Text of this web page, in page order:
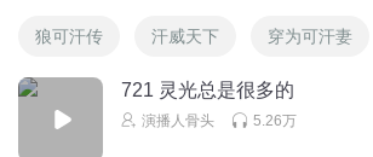
狼可汗传 汗威天下 穿为可汗妻
721 灵光总是很多的
演播人骨头 5.26万